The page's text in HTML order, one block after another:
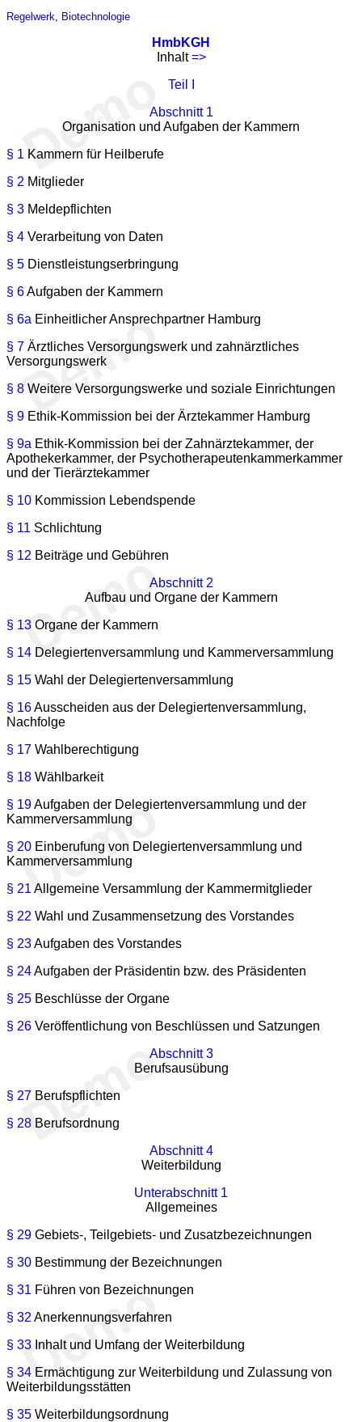
Regelwerk Biotechnologie
HmbKGH
Inhalt=>
Teil I
Abschnitt 1
Organisation und Aufgaben der Kammern
§ 1 Kammern für Heilberufe
§ 2 Mitglieder
§ 3 Meldepflichten
§ 4 Verarbeitung von Daten
§ 5 Dienstleistungserbringung
§ 6Aufgaben der Kammern
§ 6a Einheitlicher Ansprechpartner Hamburg
§ 7 Ärztliches Versorgungswerk und zahnärztliches
Versorgungswerk
§ 8 Weitere Versorgungswerke und soziale Einrichtungen
§ 9 Ethik-Kommission bei der Ärztekammer Hamburg
§ 9a Ethik-Kommission bei der Zahnärztekammer, der
Apothekerkammer, der Psychotherapeutenkammerkammer
und der Tierärztekammer
§ 10 Kommission Lebendspende
§ 11 Schlichtung
§ 12 Beiträge und Gebühren
Abschnitt 2
Aufbau und Organe der Kammern
§ 13 Organe der Kammern
§ 14 Delegiertenversammlung und Kammerversammlung
§ 15 Wahl der Delegiertenversammlung
§ 16Ausscheiden aus der Delegiertenversammlung,
Nachfolge
§ 17 Wahlberechtigung
§ 18 Wählbarkeit
§ 19Aufgaben der Delegiertenversammlung und der
Kammerversammlung
§ 20 Einberufung von Delegiertenversammlung und
Kammerversammlung
§ 21 Allgemeine Versammlung der Kammermitglieder
§ 22 Wahl und Zusammensetzung des Vorstandes
§ 23Aufgaben des Vorstandes
§ 24Aufgaben der Präsidentin bzw. des Präsidenten
§ 25 Beschlüsse der Organe
§ 26 Veröffentlichung von Beschlüssen und Satzungen
Abschnitt 3
Berufsausübung
§ 27 Berufspflichten
§ 28 Berufsordnung
Abschnitt 4
Weiterbildung
Unterabschnitt 1
Allgemeines
§ 29 Gebiets-, Teilgebiets- und Zusatzbezeichnungen
§ 30 Bestimmung der Bezeichnungen
§ 31 Führen von Bezeichnungen
§ 32 Anerkennungsverfahren
§ 33 Inhalt und Umfang der Weiterbildung
§ 34 Ermächtigung zur Weiterbildung und Zulassung von
Weiterbildungsstätten
§ 35 Weiterbildungsordnung